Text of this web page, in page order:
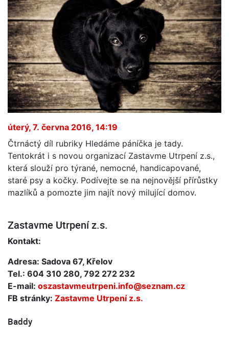
úterý, 7. června 2016, 14:19
Čtrnáctý díl rubriky Hledáme páníčka je tady.
Tentokrát i s novou organizací Zastavme Utrpení z.s.,
která slouží pro týrané, nemocné, handicapované,
staré psy a kočky. Podívejte se na nejnovější přírůstky
mazlíků a pomozte jim najít nový milující domov.
Zastavme Utrpení z.s.
Kontakt:
Adresa: Sadova 67, Křelov
Tel.: 604 310 280, 792 272 232
E-mail: oszastavmeutrpeni.info@seznam.cz
FB stránky: Zastavme Utrpení z.s.
Baddy